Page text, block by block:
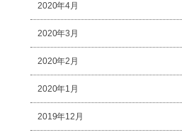
2020年4月
2020年3月
2020年2月
2020年1月
2019年12月